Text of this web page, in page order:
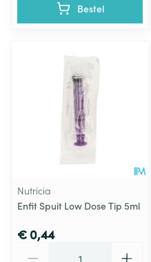
Bestel
Nutricia
Enfit Spuit Low Dose Tip 5ml
€ 0,44